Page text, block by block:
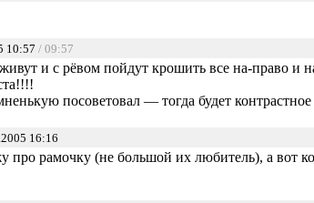
10:57 / 09:57
и с рёвом пойдут крошить все на-право
посоветовал — тогда будет
16:16
про рамочку (не большой их любитель), а вот